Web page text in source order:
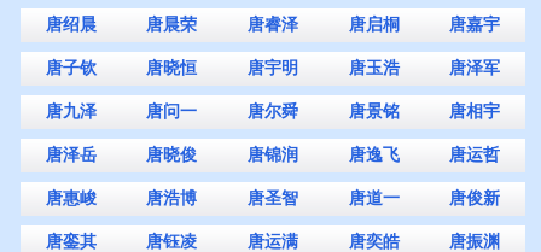
唐绍晨 唐晨荣 唐睿泽 唐启桐 唐嘉宇
唐子钦 唐晓恒 唐宇明 唐玉浩 唐泽军
唐九泽 唐问一 唐尔舜 唐景铭 唐相宇
唐泽岳 唐晓俊 唐锦润 唐逸飞 唐运哲
唐惠峻 唐浩博 唐圣智 唐道一 唐俊新
唐銮其 唐钰凌 唐运满 唐奕皓 唐振渊